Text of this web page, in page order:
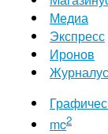
Медиа
Экспресс
Иронов
Журналус
mc2